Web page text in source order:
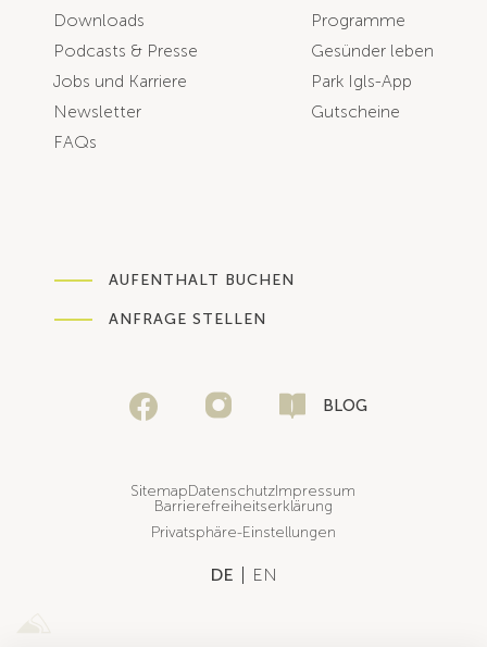
Downloads
Podcasts & Presse
Jobs und Karriere
Newsletter
FAQs
Programme
Gesünder leben
Park Igls-App
Gutscheine
AUFENTHALT BUCHEN
ANFRAGE STELLEN
BLOG
SitemapDatenschutzImpressum
Barrierefreiheitserklärung
Privatsphäre-Einstellungen
DE EN